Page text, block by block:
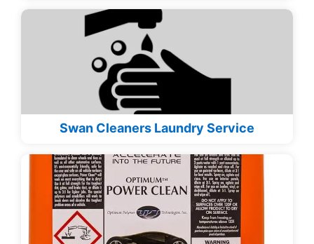
Swan Cleaners Laundry Service